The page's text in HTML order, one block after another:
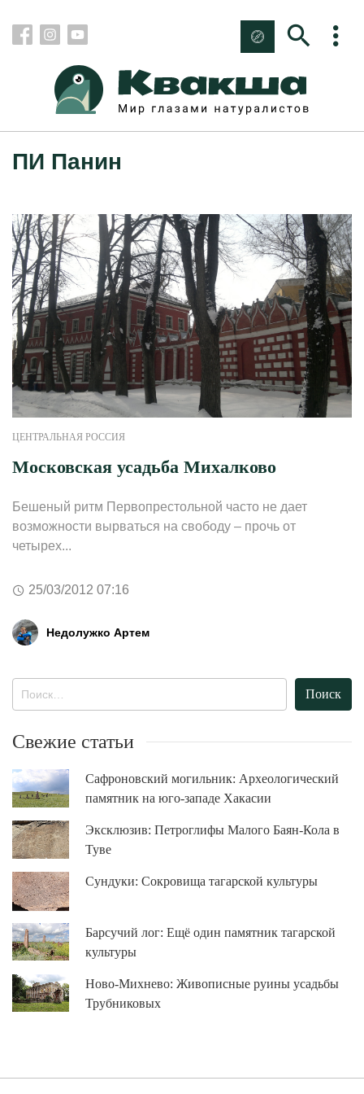
ПИ Панин
ЦЕНТРАЛЬНАЯ РОССИЯ
Московская усадьба Михалково
Бешеный ритм Первопрестольной часто не дает
возможности вырваться на свободу – прочь от
четырех...
25/03/2012 07:16
Недолужко Артем
Свежие статьи
Сафроновский могильник: Археологический
памятник на юго-западе Хакасии
Эксклюзив: Петроглифы Малого Баян-Кола в
Туве
Сундуки: Сокровища тагарской культуры
Барсучий лог: Ещё один памятник тагарской
культуры
Ново-Михнево: Живописные руины усадьбы
Трубниковых